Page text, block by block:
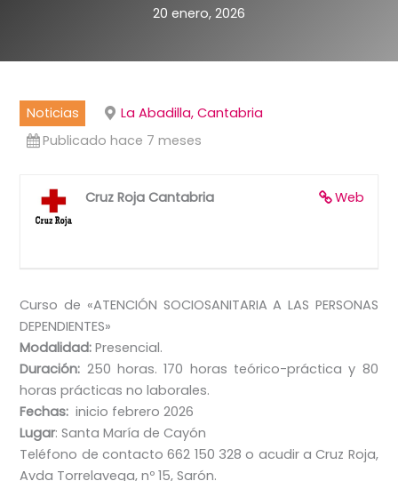
20 enero, 2026
Noticias
La Abadilla, Cantabria
Publicado hace 7 meses
Web
Cruz Roja Cantabria
Curso de «ATENCIÓN SOCIOSANITARIA A LAS PERSONAS
DEPENDIENTES»
Modalidad:Presencial.
Duración: 250 horas. 170 horas teórico-práctica y 80
horas prácticas no laborales.
Fechas: inicio febrero 2026
Lugar: Santa María de Cayón
Teléfono de contacto 662 150 328 o acudir a Cruz Roja,
Avda Torrelavega, nº 15, Sarón.